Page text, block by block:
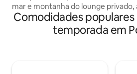
mar e montanha do lounge privado,
piscina infinita, a “Serra de Sintra”-a
montanha mágica, os seus bosques
encantados, conventos e palácios.
Comodidades
temporada em